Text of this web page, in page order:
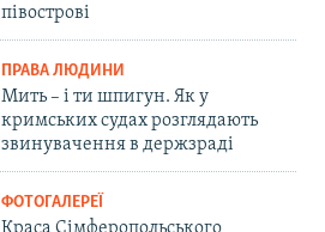
півострові
ПРАВА ЛЮДИНИ
Мить – і ти шпигун. Як у
кримських судах розглядають
звинувачення в держзраді
ФОТОГАЛЕРЕЇ